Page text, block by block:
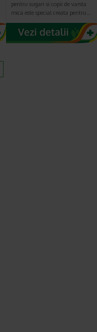
pentru sugari si copii de varsta
mica este special creata pentru…